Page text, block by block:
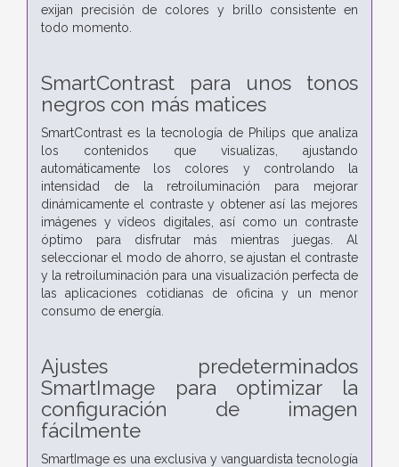
exijan precisión de colores y brillo consistente en
todo momento.
SmartContrast para unos tonos
negros con más matices
SmartContrast es la tecnología de Philips que analiza
los contenidos que visualizas, ajustando
automáticamente los colores y controlando la
intensidad de la retroiluminación para mejorar
dinámicamente el contraste y obtener así las mejores
imágenes y vídeos digitales, así como un contraste
óptimo para disfrutar más mientras juegas. Al
seleccionar el modo de ahorro, se ajustan el contraste
y la retroiluminación para una visualización perfecta de
las aplicaciones cotidianas de oficina y un menor
consumo de energía.
Ajustes predeterminados
SmartImage para optimizar la
configuración de imagen
fácilmente
SmartImage es una exclusiva y vanguardista tecnología